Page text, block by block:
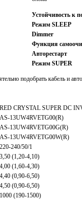
Устойчивость к
Режим SLEEP
Dimmer
Функция
Авторестарт
Режим SUPER
подобрать кабель и
RED CRYSTAL SUPER DC
AS-13UW4RVETG00(R)
AS-13UW4RVETG00G(R)
AS-13UW4RVETG00W(R)
220-240/50/1
3,50 (1,20-4,10)
4,00 (1,60-4,30)
4,40 (0,90-6,50)
4,50 (0,90-6,50)
1000 (190-1500)